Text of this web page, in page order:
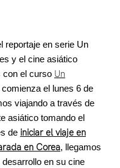
reportaje en serie Un
y el cine asiático
con el curso Un
comienza el lunes 6 de
viajando a través de
asiático tomando el
de iniciar el viaje en
en Corea, llegamos
en su cine